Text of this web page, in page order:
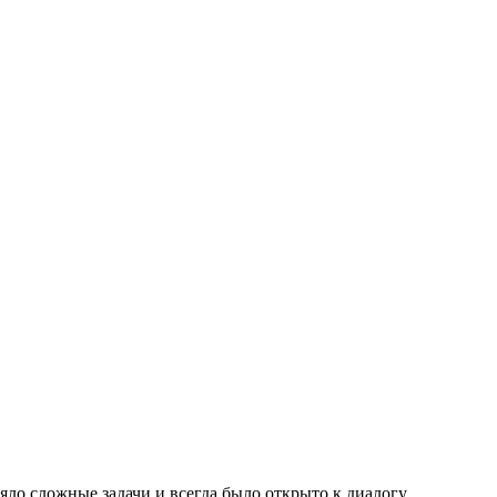
сложные задачи и всегда было открыто к диалогу.